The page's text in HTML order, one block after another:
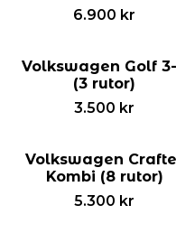
6.900 kr
Volkswagen Golf
(3 rutor)
3.500 kr
Volkswagen
Kombi (8 rutor)
5.300 kr